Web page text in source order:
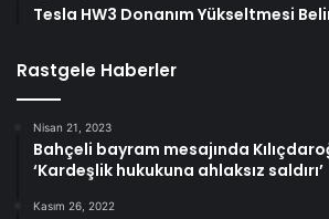
Tesla HW3 Donanım Yükseltmesi
Rastgele Haberler
Nisan 21, 2023
Bahçeli bayram mesajında
‘Kardeşlik hukukuna ahlaksız saldırı’
Kasım 26, 2022